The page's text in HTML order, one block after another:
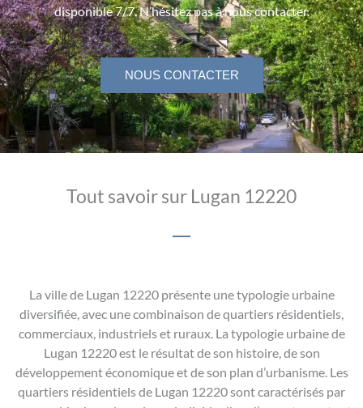
disponible 7/7. N’hésitez pas à nous contacter.
NOUS CONTACTER
Tout savoir sur Lugan 12220
La ville de Lugan 12220 présente une typologie urbaine
diversifiée, avec une combinaison de quartiers résidentiels,
commerciaux, industriels et ruraux. La typologie urbaine de
Lugan 12220 est le résultat de son histoire, de son
développement économique et de son plan d’urbanisme. Les
quartiers résidentiels de Lugan 12220 sont caractérisés par